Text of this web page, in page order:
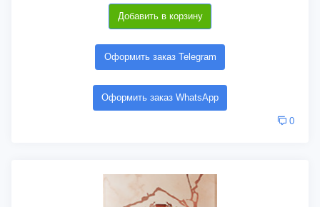
Добавить в корзину
Оформить заказ Telegram
Оформить заказ WhatsApp
0